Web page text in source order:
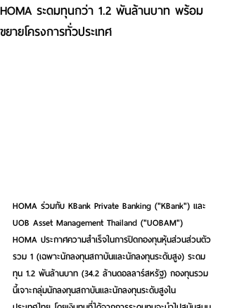
HOMA ระดมทุนกว่า 1.2 พันล้านบาท พร้อม
ขยายโครงการทั่วประเทศ
HOMA ร่วมกับ KBank Private Banking ("KBank") และ
UOB Asset Management Thailand ("UOBAM")
HOMA ประกาศความสำเร็จในการปิดกองทุนหุ้นส่วนส่วนตัว
รวม 1 (เฉพาะนักลงทุนสถาบันและนักลงทุนระดับสูง) ระดม
ทุน 1.2 พันล้านบาท (34.2 ล้านดอลลาร์สหรัฐ) กองทุนรวม
นี้เจาะกลุ่มนักลงทุนสถาบันและนักลงทุนระดับสูงใน